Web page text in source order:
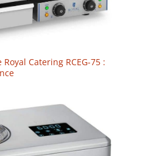
jardinage pour femmes et
hommes aident à réduire la
fatigue et permettent de les
Catering RCEG-75 :